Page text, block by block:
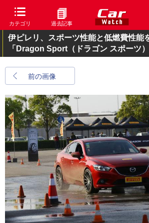
カテゴリ 過去記事
伊ピレリ、スポーツ性能と低燃費性能
「Dragon Sport（ドラゴン スポーツ）
前の画像